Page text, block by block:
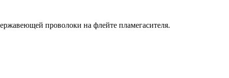
проволоки на флейте пламегасителя.